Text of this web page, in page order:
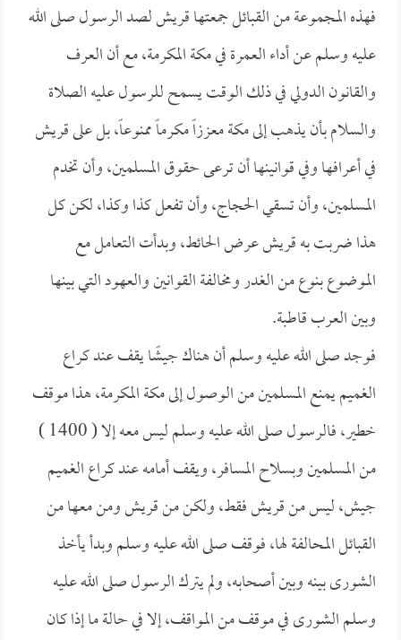
فهذه المجموعة من القبائل جمعتها قريش لصد الرسول صلى الله
عليه وسلم عن أداء العمرة في مكة المكرمة، مع أن العرف
والقانون الدولي في ذلك الوقت يسمح للرسول عليه الصلاة
والسلام بأن يذهب إلى مكة معززاً مكرماً ممنوعاً، بل على قريش
في أعرافها وفي قوانينها أن ترعى حقوق المسلمين، وأن تخدم
المسلمين، وأن تسقي الحجاج، وأن تفعل كذا وكذا، لكن كل
هذا ضربت به قريش عرض الحائط، وبدأت التعامل مع
الموضوع بنوع من الغدر ومخالفة القوانين والعهود التي بينها
وبين العرب قاطبة.
فوجد صلى الله عليه وسلم أن هناك جيشًا يقف عند كراع
الغميم يمنع المسلمين من الوصول إلى مكة المكرمة، هذا موقف
خطير، فالرسول صلى الله عليه وسلم ليس معه إلا ( 1400 )
من المسلمين وبسلاح المسافر، ويقف أمامه عند كراع الغميم
جيش، ليس من قريش فقط، ولكن من قريش ومن معها من
القبائل المحالفة لها، فوقف صلى الله عليه وسلم وبدأ يأخذ
الشورى بينه وبين أصحابه، ولم يترك الرسول صلى الله عليه
وسلم الشورى في موقف من المواقف، إلا في حالة ما إذا كان